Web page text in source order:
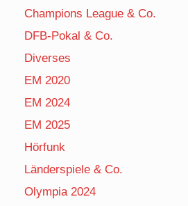
Champions League & Co.
DFB-Pokal & Co.
Diverses
EM 2020
EM 2024
EM 2025
Hörfunk
Länderspiele & Co.
Olympia 2024